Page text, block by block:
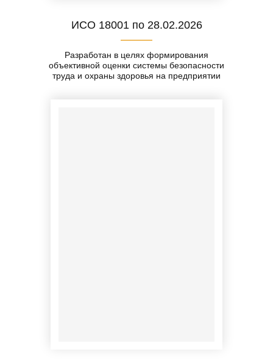
ИСО 18001 по 28.02.2026
Разработан в целях формирования
объективной оценки системы безопасности
труда и охраны здоровья на предприятии